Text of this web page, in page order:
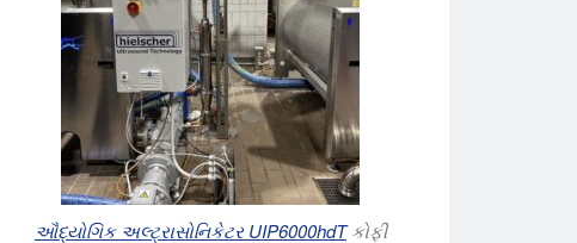
ઔદ્યોગિક અલ્ટ્રાસોનિકેટર UIP6000hdTકોફી